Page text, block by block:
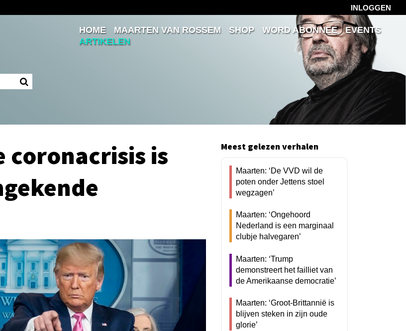
INLOGGEN
InloggenHOME MAARTEN VAN ROSSEM SHOP WORD ABONNEE
EVENTS
ARTIKELEN
coronacrisis is
Meest gelezen verhalen
Maarten: ‘De VVD wil de
poten onder Jettens stoel
wegzagen’
Maarten: ‘Ongehoord
Nederland is een marginaal
clubje halvegaren’
Maarten: ‘Trump
demonstreert het failliet van
de Amerikaanse democratie’
Maarten: ‘Groot-Brittannië is
blijven steken in zijn oude
glorie’